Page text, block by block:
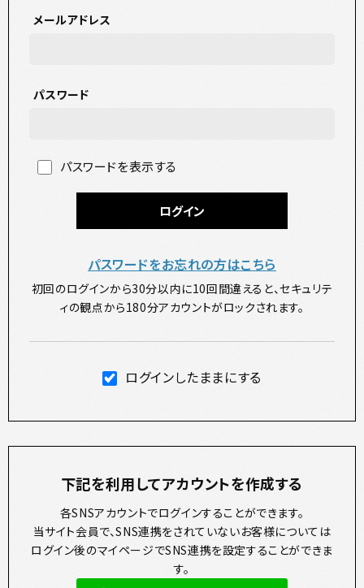
メールアドレス
パスワード
パスワードを表示する
パスワードをお忘れの方はこちら
初回のログインから30分以内に10回間違えると、セキュリテ
ィの観点から180分アカウントがロックされます。
ログインしたままにする
下記を利用してアカウントを作成する
各SNSアカウントでログインすることができます。
当サイト会員で、SNS連携をされていないお客様については
ログイン後のマイページでSNS連携を設定することができま
す。